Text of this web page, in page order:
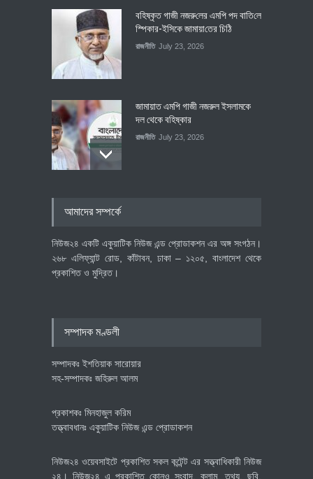
বহিষ্কৃত গাজী নজরু‌লের এম‌পি পদ বা‌তি‌লে
স্পিকার-ইসিকে জামায়া‌তের চি‌ঠি
রাজনীতি July 23, 2026
জামায়াত এমপি গাজী নজরুল ইসলামকে
দল থেকে বহিষ্কার
রাজনীতি July 23, 2026
আমাদের সম্পর্কে
নিউজ২৪ একটি একুয়াটিক নিউজ এন্ড প্রোডাকশন এর অঙ্গ সংগঠন।
২৬৮ এলিফ্যান্ট রোড, কাঁটাবন, ঢাকা – ১২০৫, বাংলাদেশ থেকে
প্রকাশিত ও মুদ্রিত।
সম্পাদক মণ্ডলী
সম্পাদকঃ ইশতিয়াক সারোয়ার
সহ-সম্পাদকঃ জহিরুল আলম
প্রকাশকঃ মিনহাজুল করিম
তত্ত্বাবধানঃ একুয়াটিক নিউজ এন্ড প্রোডাকশন
নিউজ২৪ ওয়েবসাইটে প্রকাশিত সকল কন্টেন্ট এর সত্ত্বাধিকারী নিউজ
২৪। নিউজ২৪ এ প্রকাশিত কোনও সংবাদ, কলাম, তথ্য, ছবি,